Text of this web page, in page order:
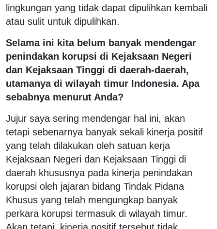
lingkungan yang tidak dapat dipulihkan kembali
atau sulit untuk dipulihkan.
Selama ini kita belum banyak mendengar
penindakan korupsi di Kejaksaan Negeri
dan Kejaksaan Tinggi di daerah-daerah,
utamanya di wilayah timur Indonesia. Apa
sebabnya menurut Anda?
Jujur saya sering mendengar hal ini, akan
tetapi sebenarnya banyak sekali kinerja positif
yang telah dilakukan oleh satuan kerja
Kejaksaan Negeri dan Kejaksaan Tinggi di
daerah khususnya pada kinerja penindakan
korupsi oleh jajaran bidang Tindak Pidana
Khusus yang telah mengungkap banyak
perkara korupsi termasuk di wilayah timur.
Akan tetapi, kinerja positif tersebut tidak